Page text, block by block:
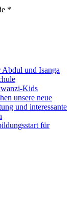
*
und Isanga
Kids
unsere neue
und interessante
für